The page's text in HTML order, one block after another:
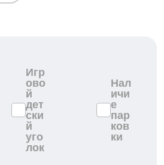
Игр
ово
й
дет
ски
й
уго
лок
Нал
ичи
е
пар
ков
ки